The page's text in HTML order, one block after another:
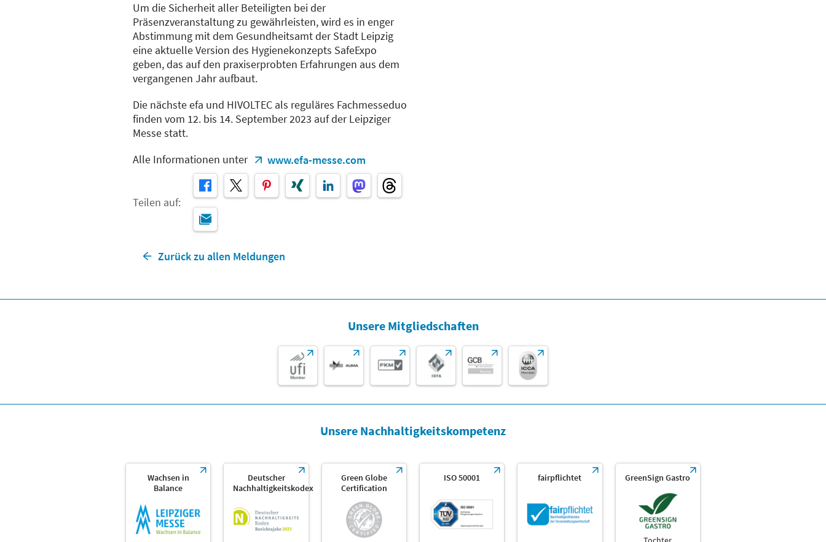
Um die Sicherheit aller Beteiligten bei der
Präsenzveranstaltung zu gewährleisten, wird es in enger
Abstimmung mit dem Gesundheitsamt der Stadt Leipzig
eine aktuelle Version des Hygienekonzepts SafeExpo
geben, das auf den praxiserprobten Erfahrungen aus dem
vergangenen Jahr aufbaut.
Die nächste efa und HIVOLTEC als reguläres Fachmesseduo
finden vom 12. bis 14. September 2023 auf der Leipziger
Messe statt.
Alle Informationen unter
www.efa-messe.com
Teilen auf:
Zurück zu allen Meldungen
Unsere Mitgliedschaften
Unsere Nachhaltigkeitskompetenz
Wachsen in
Balance
Deutscher
Nachhaltigkeitskodex
Green Globe
Certification
ISO 50001 fairpflichtet GreenSign Gastro